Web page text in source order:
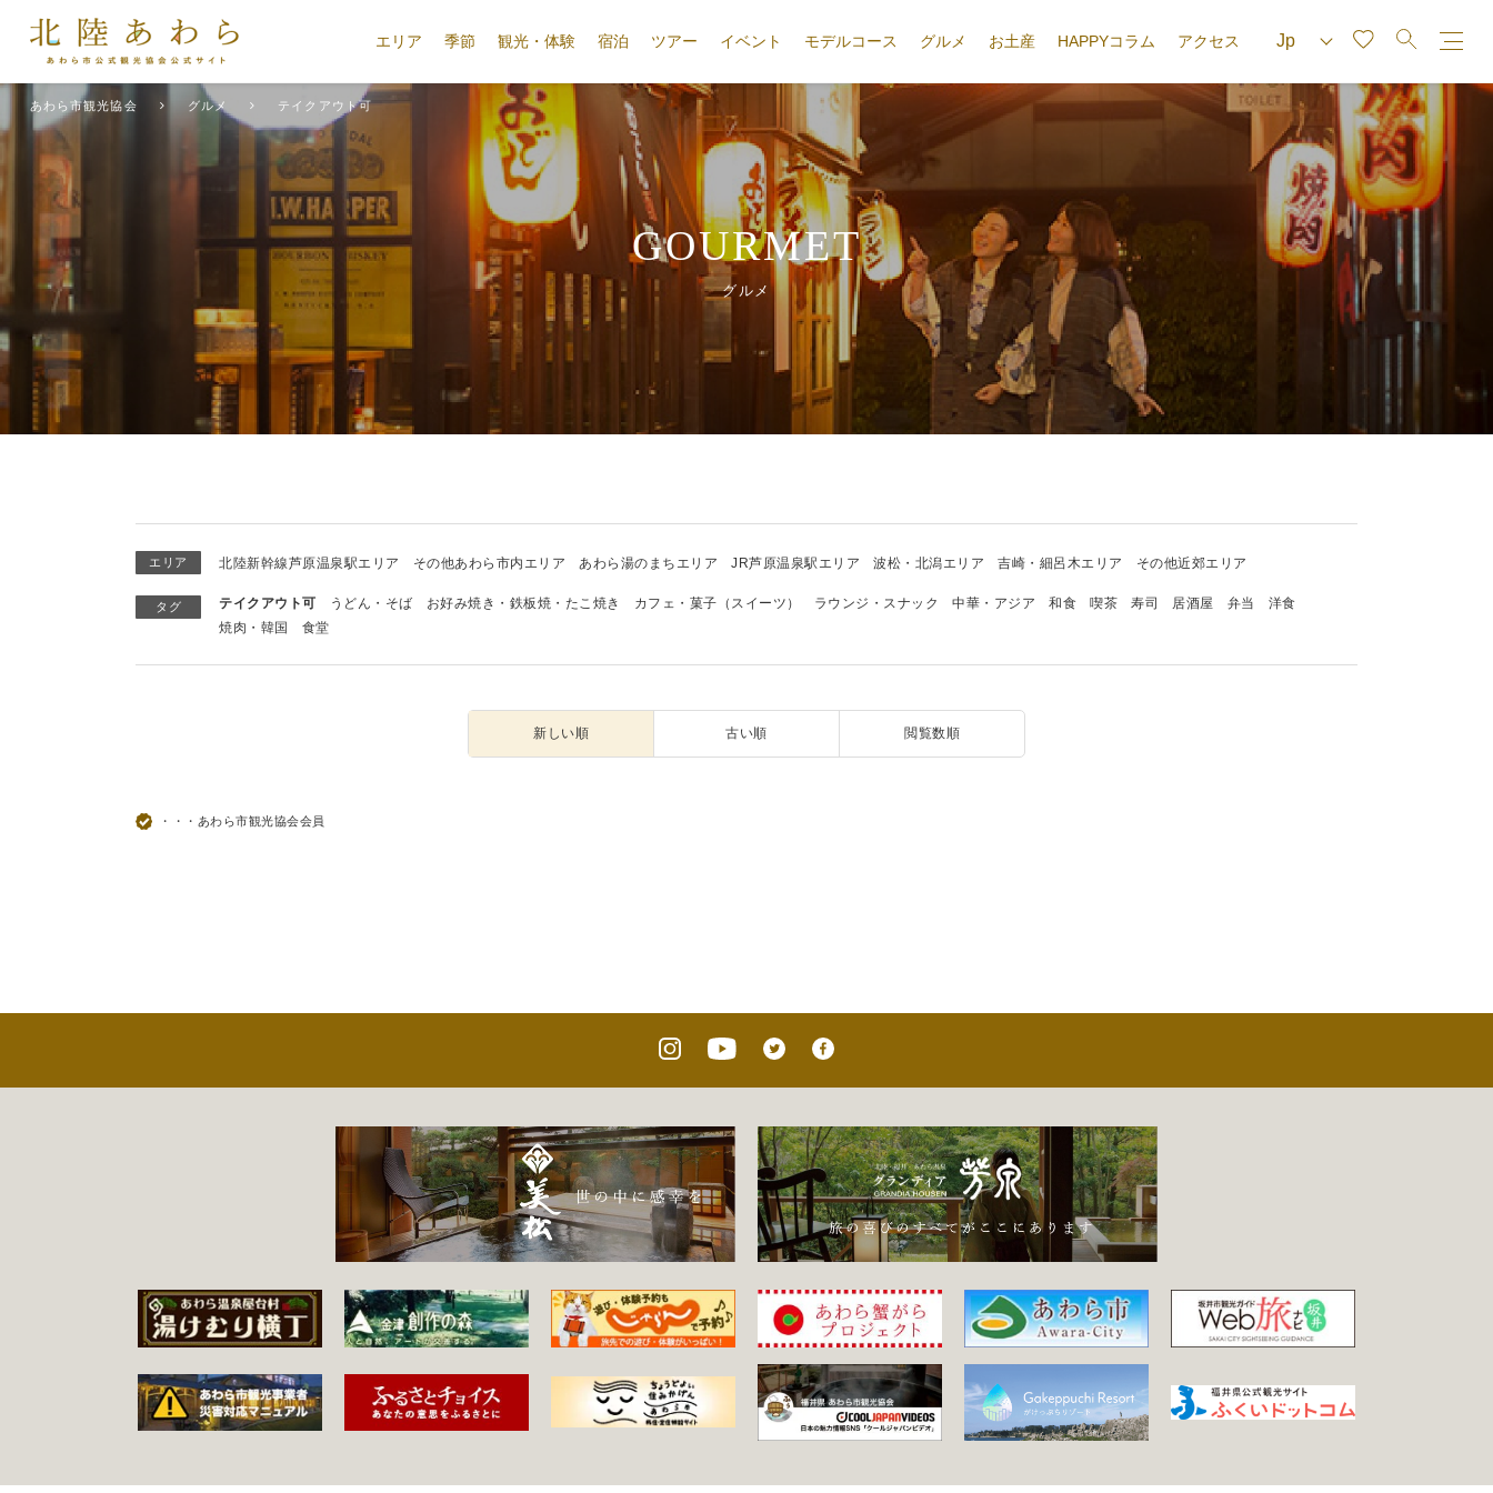
エリア 季節 観光・体験 宿泊 ツアー イベント モデルコース グルメ お土産 HAPPYコラム アクセス
あわら市観光協会 グルメ テイクアウト可
GOURMET
グルメ
エリア 北陸新幹線芦原温泉駅エリア その他あわら市内エリア あわら湯のまちエリア JR芦原温泉駅エリア 波松・北潟エリア 吉崎・細呂木エリア その他近郊エリア
タグ テイクアウト可 うどん・そば お好み焼き・鉄板焼・たこ焼き カフェ・菓子（スイーツ） ラウンジ・スナック 中華・アジア 和食 喫茶 寿司 居酒屋 弁当
洋食
焼肉・韓国
食堂
新しい順 古い順 閲覧数順
・・・あわら市観光協会会員